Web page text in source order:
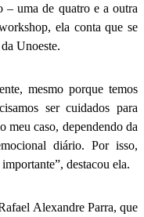
– uma de quatro e a outra
ela conta que se
Unoeste.
mesmo porque temos
ser cuidados para
meu caso, dependendo da
diário. Por isso,
destacou ela.
Alexandre Parra, que